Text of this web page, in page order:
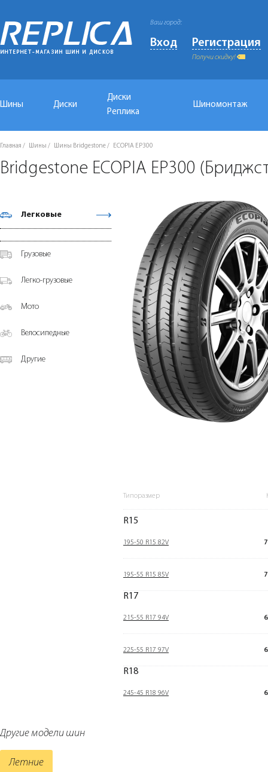
Ваш город:
Вход Регистрация
Получи скидку!
Шины Диски
Диски
Реплика
Шиномонтаж
Главная Шины Шины Bridgestone ECOPIA EP300
Bridgestone ECOPIA EP300
Легковые
Грузовые
Легко-грузовые
Мото
Велосипедные
Другие
Типоразмер
R15
195-50 R15 82V
195-55 R15 85V
R17
215-55 R17 94V
225-55 R17 97V
R18
245-45 R18 96V
Другие модели шин
Летние